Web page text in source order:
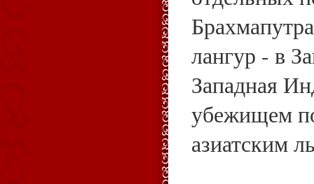
лангур - в
Западная
убежищем
азиатским